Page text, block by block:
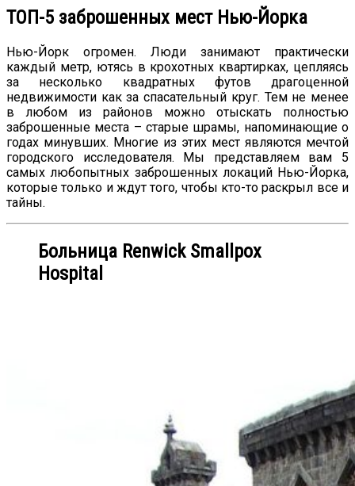
ТОП-5 заброшенных мест Нью-Йорка
Нью-Йорк огромен. Люди занимают практически
каждый метр, ютясь в крохотных квартирках, цепляясь
за несколько квадратных футов драгоценной
недвижимости как за спасательный круг. Тем не менее
в любом из районов можно отыскать полностью
заброшенные места – старые шрамы, напоминающие о
годах минувших. Многие из этих мест являются мечтой
городского исследователя. Мы представляем вам 5
самых любопытных заброшенных локаций Нью-Йорка,
которые только и ждут того, чтобы кто-то раскрыл все и
тайны.
Больница Renwick Smallpox
Hospital